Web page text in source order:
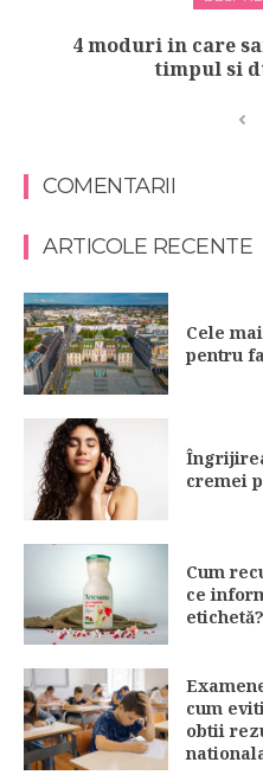
4 moduri in care
timpul si
COMENTARII
ARTICOLE RECENTE
Cele
pentru
cremei
Cum
ce
etichetă?
cum
obtii